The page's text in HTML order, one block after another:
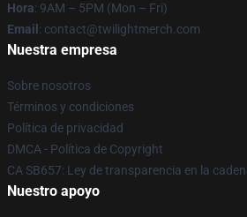
Hora: 9AM – 5PM (Mon – Fri)
Email : contact@twilightmerch.com
Nuestra empresa
Sobre nosotros
Términos y condiciones
Política de privacidad
DMCA - Política de Copyright
CA SB657: Ley de transparencia en la
Nuestro apoyo